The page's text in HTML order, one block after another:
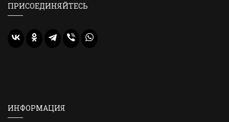
ПРИСОЕДИНЯЙТЕСЬ
ИНФОРМАЦИЯ